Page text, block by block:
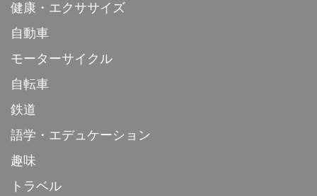
健康・エクササイズ
自動車
モーターサイクル
自転車
鉄道
語学・エデュケーション
趣味
トラベル